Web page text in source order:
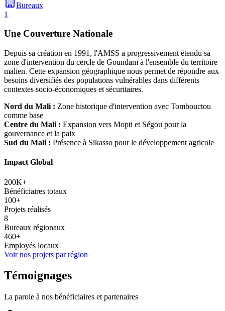
Bureaux
1
Une Couverture Nationale
Depuis sa création en 1991, l'AMSS a progressivement étendu sa
zone d'intervention du cercle de Goundam à l'ensemble du territoire
malien. Cette expansion géographique nous permet de répondre aux
besoins diversifiés des populations vulnérables dans différents
contextes socio-économiques et sécuritaires.
Nord du Mali : Zone historique d'intervention avec Tombouctou
comme base
Centre du Mali : Expansion vers Mopti et Ségou pour la
gouvernance et la paix
Sud du Mali : Présence à Sikasso pour le développement agricole
Impact Global
200K+
Bénéficiaires totaux
100+
Projets réalisés
8
Bureaux régionaux
460+
Employés locaux
Voir nos projets par région
Témoignages
La parole à nos bénéficiaires et partenaires